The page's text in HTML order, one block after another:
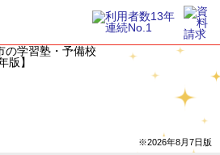
※2026年8月7日版